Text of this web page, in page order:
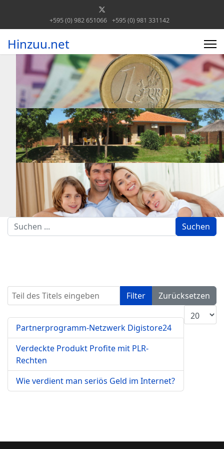
+595 (0) 982 651066 +595 (0) 981 331142
Hinzuu.net
Suchen
...
Suchen
Teil des Titels eingeben Filter
Zurücksetzen
Anzeige #
Partnerprogramm-Netzwerk Digistore24
Verdeckte Produkt Profite mit PLR-
Rechten
Wie verdient man seriös Geld im Internet?